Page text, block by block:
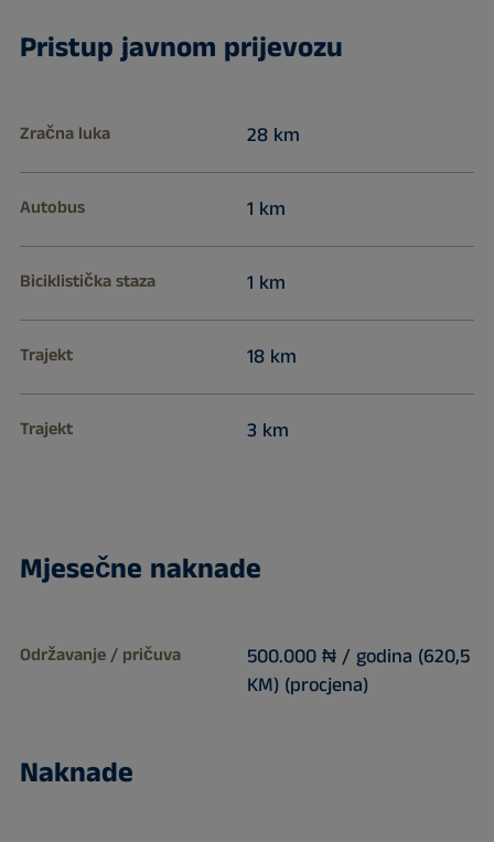
Pristup javnom prijevozu
Zračna luka 28 km
Autobus 1 km
Biciklistička staza 1 km
Trajekt 18 km
Trajekt 3 km
Mjesečne naknade
Održavanje / pričuva
500.000 ₦ / godina (620,5
KM) (procjena)
Naknade